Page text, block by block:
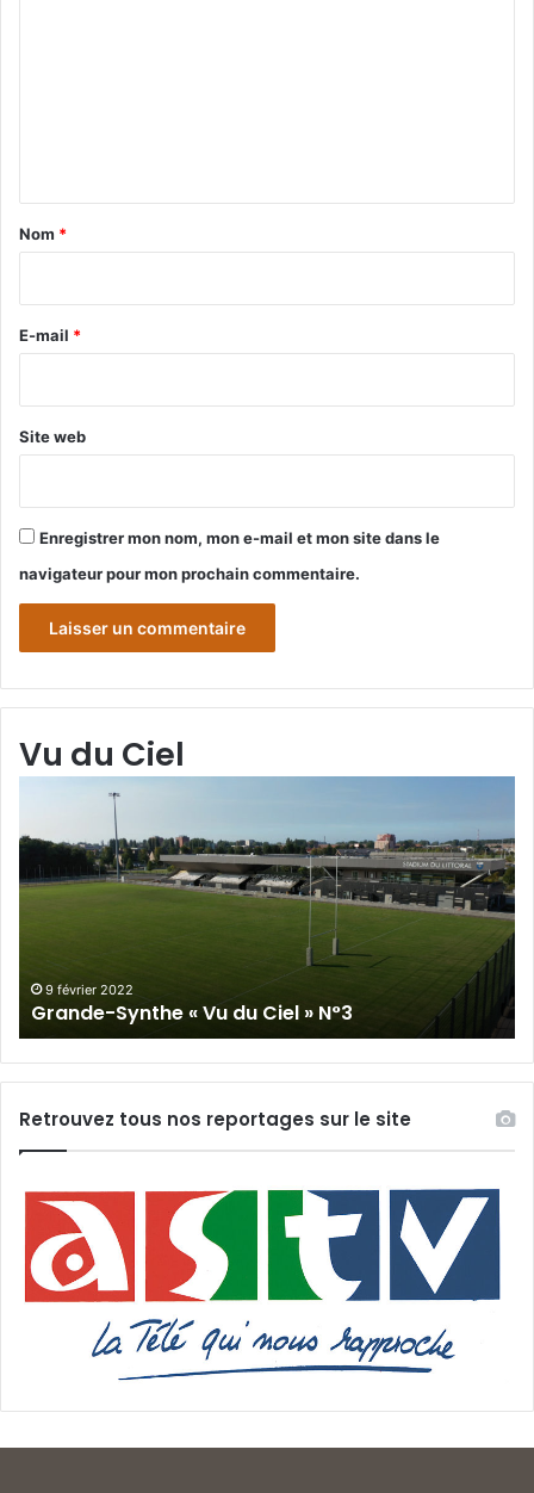
a
e
Nom *
E-mail *
Site web
Enregistrer mon nom, mon e-mail et mon site dans le
navigateur pour mon prochain commentaire.
Vu du Ciel
«
du
9 février 2022
Grande-Synthe « Vu du Ciel » N°3
«
du
Retrouvez tous nos reportages sur le site